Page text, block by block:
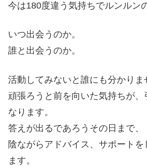
今は180度違う気持ちでルンルン
いつ出会うのか。
誰と出会うのか。
活動してみないと誰にも分かりま
頑張ろうと前を向いた気持ちが、
なります。
答えが出るであろうその日まで、
陰ながらアドバイス、サポートを
ます。